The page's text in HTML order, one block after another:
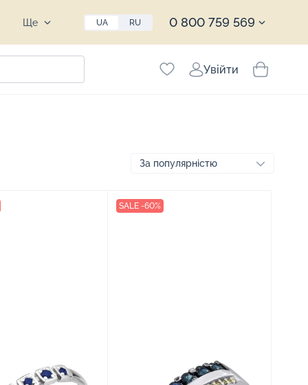
Ще UA RU 0 800 759 569
Увійти
SALE -60%